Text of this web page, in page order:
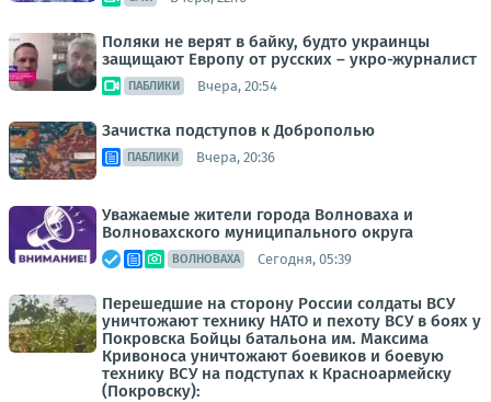
Поляки не верят в байку, будто украинцы
защищают Европу от русских – укро-журналист
ПАБЛИКИ Вчера, 20:54
Зачистка подступов к Доброполью
ПАБЛИКИ Вчера, 20:36
Уважаемые жители города Волноваха и
Волновахского муниципального округа
ВОЛНОВАХА Сегодня, 05:39
Перешедшие на сторону России солдаты ВСУ
уничтожают технику НАТО и пехоту ВСУ в боях у
Покровска Бойцы батальона им. Максима
Кривоноса уничтожают боевиков и боевую
технику ВСУ на подступах к Красноармейску
(Покровску):